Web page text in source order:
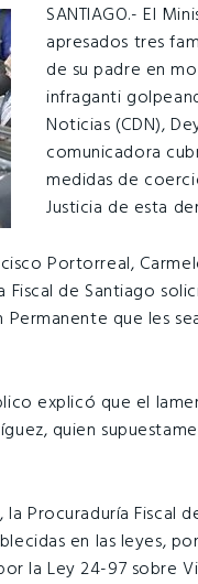
SANTIAGO.- El
apresados tres
de su padre en
infraganti
Noticias (CDN),
comunicadora
medidas de
Justicia de esta
Portorreal,
de Santiago
que les
explicó que el
quien
Procuraduría Fiscal
en las leyes,
la Ley 24-97 sobre